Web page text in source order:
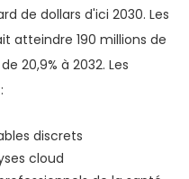
de dollars d'ici 2030. Les
atteindre 190 millions de
20,9% à 2032. Les
discrets
cloud